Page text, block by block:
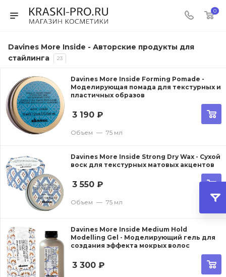
0
Davines More Inside - Авторские продукты для
стайлинга
23
Davines More Inside Forming Pomade -
Моделирующая помада для текстурных и
пластичных образов
3 190 ₽
Объем — 75 мл
Davines More Inside Strong Dry Wax - Сухой
воск для текстурных матовых акцентов
3 550 ₽
Объем — 75 мл
Davines More Inside Medium Hold
Modelling Gel - Моделирующий гель для
создания эффекта мокрых волос
3 300 ₽